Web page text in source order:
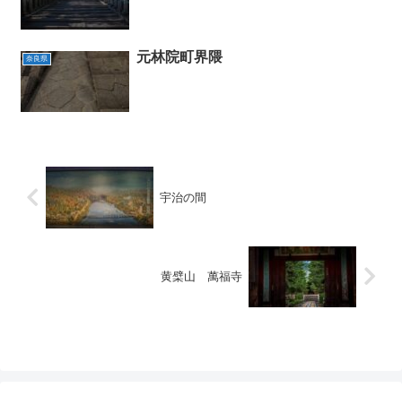
奈良県 元林院町界隈
宇治の間
黄檗山 萬福寺